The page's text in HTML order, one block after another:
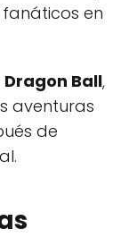
en
Dragon Ball,
aventuras
de